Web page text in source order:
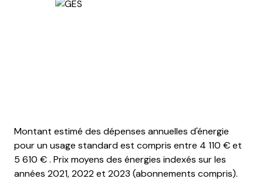
Montant estimé des dépenses annuelles d'énergie
pour un usage standard est compris entre 4 110 € et
5 610 € . Prix moyens des énergies indexés sur les
années 2021, 2022 et 2023 (abonnements compris).